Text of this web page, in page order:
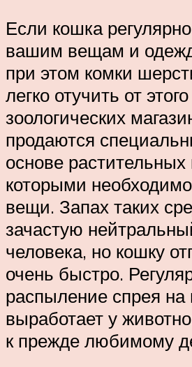
Если кошка
вашим вещам и
при этом комки
легко отучить от
зоологических
продаются
основе растительных
которыми
вещи. Запах таких
зачастую
человека, но кошку
очень быстро.
распыление спрея
выработает у
к прежде любимому